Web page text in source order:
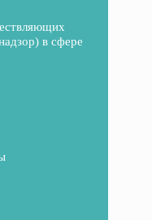
в сфере